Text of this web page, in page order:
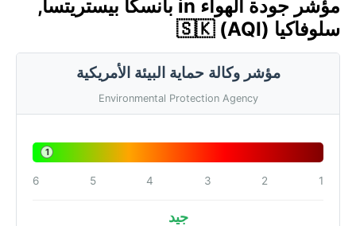
مؤشر جودة الهواء in بانسكا بيستريتسا,
سلوفاكيا 🇸🇰 (AQI)
مؤشر وكالة حماية البيئة الأمريكية
Environmental Protection Agency
1
1
2
3
4
5
6
جيد